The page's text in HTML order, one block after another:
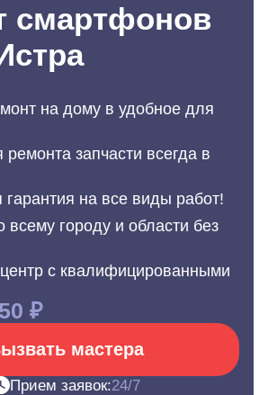
смартфонов
на дому в удобное для
запчасти всегда в
на все виды работ!
всему городу и области без
с квалифицированными
₽
мастера
Прием заявок:24/7